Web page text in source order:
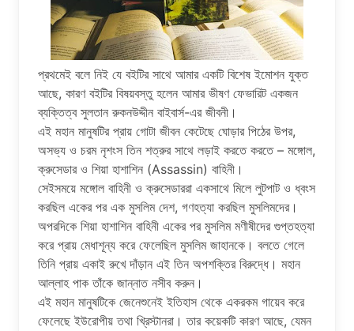
প্রথমেই বলে নিই যে বইটির সাথে আমার একটি বিশেষ ইমোশন যুক্ত
আছে, কারণ বইটির বিষয়বস্তু হলেন আমার ভীষণ ফেভারিট একজন
ব্যক্তিত্ব সুলতান রুকনউদ্দীন বাইবার্স-এর জীবনী।
এই মহান মানুষটির প্রায় গোটা জীবন কেটেছে ঘোড়ার পিঠের উপর,
অসভ্য ও চরম নৃশংস তিন শত্রুর সাথে লড়াই করতে করতে – মঙ্গোল,
ক্রুসেডার ও শিয়া হাশাশিন (Assassin) বাহিনী।
সেইসময়ে মঙ্গোল বাহিনী ও ক্রুসেডাররা একসাথে মিলে লুটপাট ও ধ্বংস
করছিল একের পর এক মুসলিম দেশ, গণহত্যা করছিল মুসলিমদের।
অপরদিকে শিয়া হাশাশিন বাহিনী একের পর মুসলিম মণীষীদের গুপ্তহত্যা
করে প্রায় মেধাশূন্য করে ফেলেছিল মুসলিম জাহানকে। বলতে গেলে
তিনি প্রায় একাই রুখে দাঁড়ান এই তিন অপশক্তির বিরুদ্ধে। মহান
আল্লাহ পাক তাঁকে জান্নাত নসীব করুন।
এই মহান মানুষটিকে জেনেশুনেই ইতিহাস থেকে একরকম গায়েব করে
ফেলেছে ইউরোপীয় তথা খ্রিস্টানরা। তার কয়েকটি কারণ আছে, যেমন